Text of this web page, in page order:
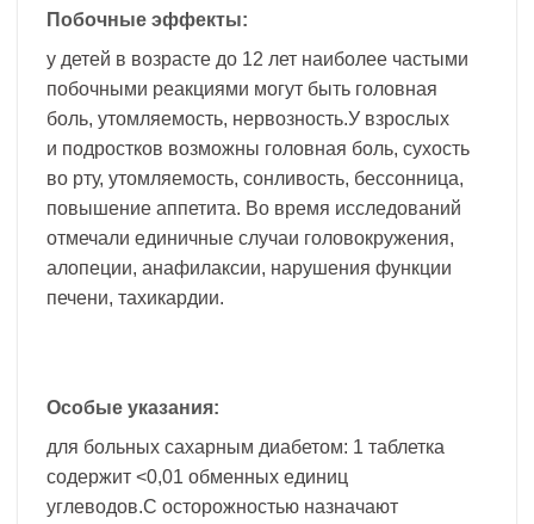
Побочные эффекты:
у детей в возрасте до 12 лет наиболее частыми
побочными реакциями могут быть головная
боль, утомляемость, нервозность.У взрослых
и подростков возможны головная боль, сухость
во рту, утомляемость, сонливость, бессонница,
повышение аппетита. Во время исследований
отмечали единичные случаи головокружения,
алопеции, анафилаксии, нарушения функции
печени, тахикардии.
Особые указания:
для больных сахарным диабетом: 1 таблетка
содержит <0,01 обменных единиц
углеводов.С осторожностью назначают